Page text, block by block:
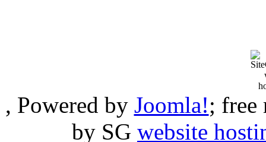
, Powered by Joomla!; free
by SG website